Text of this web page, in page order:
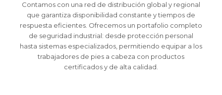
Contamos con una red de distribución global y regional
que garantiza disponibilidad constante y tiempos de
respuesta eficientes. Ofrecemos un portafolio completo
de seguridad industrial: desde protección personal
hasta sistemas especializados, permitiendo equipar a los
trabajadores de pies a cabeza con productos
certificados y de alta calidad.